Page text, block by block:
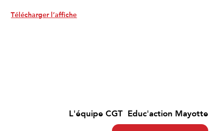
Télécharger l’affiche
L'équipe CGT Educ'action Mayotte